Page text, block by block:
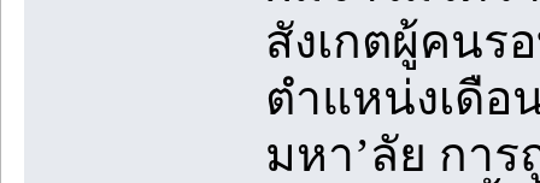
สังเกตผู้คนร
ตำแหน่งเดือ
มหา’ลัย การ